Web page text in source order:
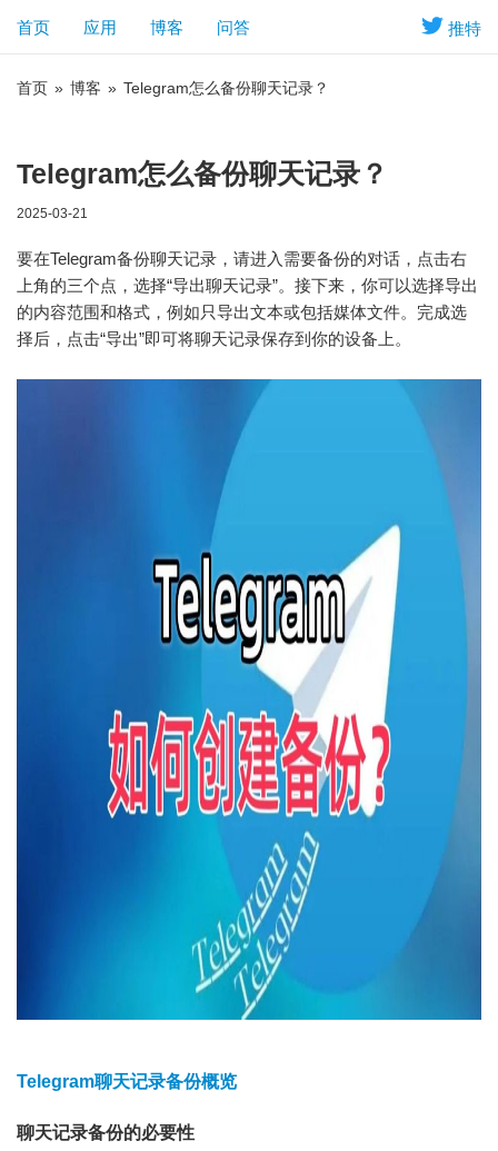
推特
首页 应用 博客 问答
首页 » 博客 » Telegram怎么备份聊天记录？
Telegram怎么备份聊天记录？
2025-03-21
要在Telegram备份聊天记录，请进入需要备份的对话，点击右
上角的三个点，选择“导出聊天记录”。接下来，你可以选择导出
的内容范围和格式，例如只导出文本或包括媒体文件。完成选
择后，点击“导出”即可将聊天记录保存到你的设备上。
Telegram聊天记录备份概览
聊天记录备份的必要性